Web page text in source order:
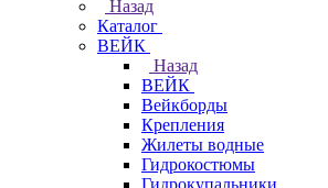
Назад
Каталог
ВЕЙК
Назад
ВЕЙК
Вейкборды
Крепления
Жилеты водные
Гидрокостюмы
Гидрокупальники